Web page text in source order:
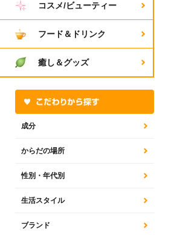
コスメ/ビューティー
フード＆ドリンク
癒し＆グッズ
成分
からだの場所
性別・年代別
生活スタイル
ブランド